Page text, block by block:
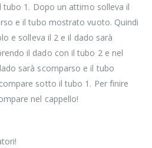
1. Dopo un attimo solleva il
e il tubo mostrato vuoto. Quindi
e solleva il 2 e il dado sarà
il dado con il tubo 2 e nel
sarà scomparso e il tubo
sotto il tubo 1. Per finire
nel cappello!